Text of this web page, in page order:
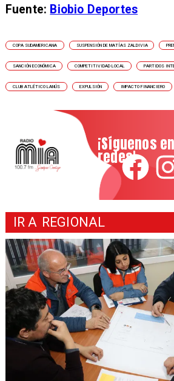
Fuente: Biobio Deportes
COPA SUDAMERICANA SUSPENSIÓN DE MATÍAS ZALDIVIA
SANCIÓN ECONÓMICA COMPETITIVIDAD LOCAL PARTIDOS
CLUB ATLÉTICO LANÚS EXPULSIÓN IMPACTO FINANCIERO
¡Síguenos
redes!
IR A REGIONAL